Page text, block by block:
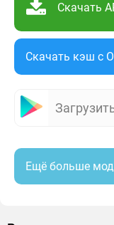
Скачать
Скачать кэш c
Ещё больше